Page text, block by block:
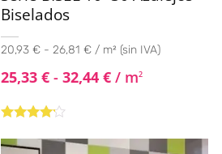
Biselados
20,93 € - 26,81 € / m² (sin IVA)
25,33 € - 32,44 € / m2
con4.00